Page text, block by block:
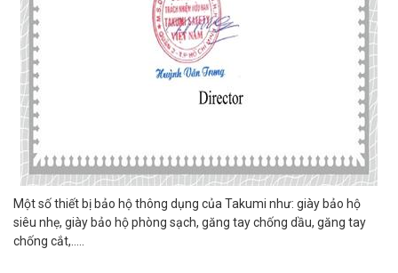
Một số thiết bị bảo hộ thông dụng của Takumi như: giày bảo hộ
siêu nhẹ, giày bảo hộ phòng sạch, găng tay chống dầu, găng tay
chống cắt,…..